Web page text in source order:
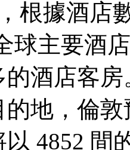
根據酒店
球主要酒
酒店客
地，倫
4852 間